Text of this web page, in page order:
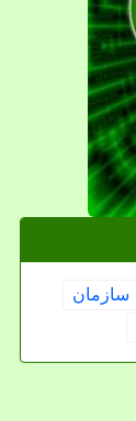
سازمان